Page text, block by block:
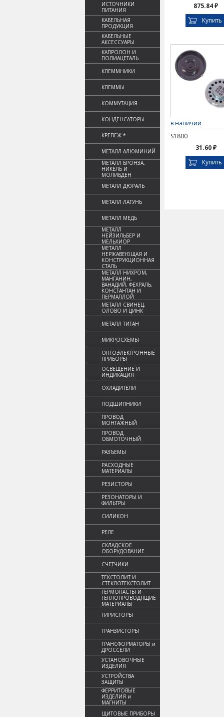
ИСТОЧНИКИ
ПИТАНИЯ
КАБЕЛЬНАЯ
ПРОДУКЦИЯ
КАБЕЛЬНЫЕ
АКСЕССУАРЫ
КАПРОЛОН И
ПОЛИАЦЕТАЛЬ
КЛЕММНИКИ
КЛЕММЫ
КОММУТАЦИЯ
КОНДЕНСАТОРЫ
КРЕПЕЖ *
МЕТАЛЛ АЛЮМИНИЙ
МЕТАЛЛ БРОНЗА,
НИКЕЛЬ И
МОЛИБДЕН
МЕТАЛЛ ДЮРАЛЬ
МЕТАЛЛ ЛАТУНЬ
МЕТАЛЛ МЕДЬ
МЕТАЛЛ
НЕЙЗИЛЬБЕР И
МЕЛЬХИОР
МЕТАЛЛ
НЕРЖАВЕЮЩАЯ И
КОНСТРУКЦИОННАЯ
СТАЛЬ
МЕТАЛЛ НИХРОМ,
МАНГАНИН,
ВАНАДИЙ, ФЕХРАЛЬ,
КОНСТАНТАН И
ПЕРМАЛЛОЙ
МЕТАЛЛ СВИНЕЦ,
ОЛОВО И ЦИНК
МЕТАЛЛ ТИТАН
МИКРОСХЕМЫ
ОПТОЭЛЕКТРОННЫЕ
ПРИБОРЫ
ОСВЕЩЕНИЕ И
ИНДИКАЦИЯ
ОХЛАДИТЕЛИ
ПОДШИПНИКИ
ПРОВОД
МОНТАЖНЫЙ
ПРОВОД
ОБМОТОЧНЫЙ
РАЗЪЕМЫ
РАСХОДНЫЕ
МАТЕРИАЛЫ
РЕЗИСТОРЫ
РЕЗОНАТОРЫ И
ФИЛЬТРЫ
СИЛИКОН
РЕЛЕ
СКЛАДСКОЕ
ОБОРУДОВАНИЕ
СЧЕТЧИКИ
ТЕКСТОЛИТ И
СТЕКЛОТЕКСТОЛИТ
ТЕРМОПАСТЫ И
ТЕПЛОПРОВОДЯЩИЕ
МАТЕРИАЛЫ
ТИРИСТОРЫ
ТРАНЗИСТОРЫ
ТРАНСФОРМАТОРЫ и
ДРОССЕЛИ
УСТАНОВОЧНЫЕ
ИЗДЕЛИЯ
УСТРОЙСТВА
ЗАЩИТЫ
ФЕРРИТОВЫЕ
ИЗДЕЛИЯ и
МАГНИТЫ
ЩИТОВЫЕ ПРИБОРЫ
875.84 ₽
Купить
в наличии
S1800
31.60 ₽
Купить